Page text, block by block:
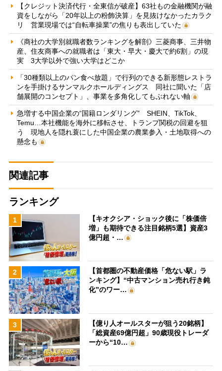
【クレジット決済代行・全東信が破産】63社もの金融機関が融
資をしながら「20年以上の粉飾決算」を見抜けなかったカラク
リ 営業現場では“自転車操業”の焦りも表出していた
《商社の大学別就職者数ランキングを解剖》三菱商事、三井物
産、住友商事への就職者は「東大・早大・慶大で約6割」の現
実 3大学以外で強い大学はどこか
「30種類以上のパン食べ放題」で行列のできる新形態レストラ
ンを手掛けるサンマルクホールディングス 同社に聞いた「店
舗展開のコンセプト」、事業を多角化してもぶれない軸
急増する中国企業の“国籍ロンダリング” SHEIN、TikTok、
Temu…本社機能を海外に移転させ、トランプ関税の回避を狙
う 現地人を隠れ蓑にした中国企業の農業参入・土地取得への
懸念も
関連記事
ランキング
1
【キオクシア・ショック後に「株価倍
増」も期待できる注目銘柄5選】資産3
億円超・…
2
【首都圏の不動産価格「危ない駅」ラ
ンキング】“中古マンション売れ行き鈍
化”のワー…
3
【億り人オールスターが狙う20銘柄】
「総資産69億円超」90歳現役トレーダ
ーから“10…